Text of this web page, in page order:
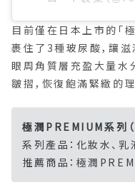
目前僅在日本上市的「
裹住了3種玻尿酸，讓
眼周角質層充盈大量水
皺摺，恢復飽滿緊緻的
極潤PREMIUM系列（
系列產品：化妝水、乳
推薦商品：極潤